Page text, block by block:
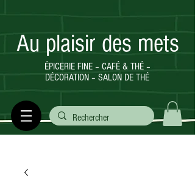
ÉPICERIE FINE – CAFÉ & THÉ –
DÉCORATION – SALON DE THÉ
Au plaisir des mets